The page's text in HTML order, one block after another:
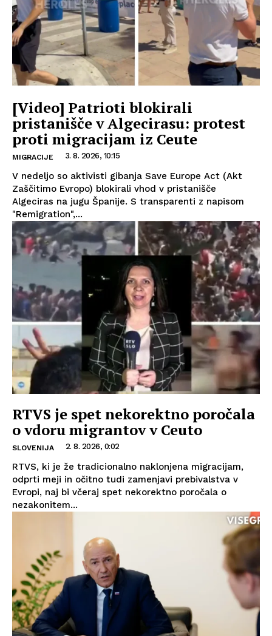
[Video] Patrioti blokirali
pristanišče v Algecirasu: protest
proti migracijam iz Ceute
MIGRACIJE 3. 8. 2026, 10:15
V nedeljo so aktivisti gibanja Save Europe Act (Akt
Zaščitimo Evropo) blokirali vhod v pristanišče
Algeciras na jugu Španije. S transparenti z napisom
"Remigration",...
RTVS je spet nekorektno poročala
o vdoru migrantov v Ceuto
SLOVENIJA 2. 8. 2026, 0:02
RTVS, ki je že tradicionalno naklonjena migracijam,
odprti meji in očitno tudi zamenjavi prebivalstva v
Evropi, naj bi včeraj spet nekorektno poročala o
nezakonitem...